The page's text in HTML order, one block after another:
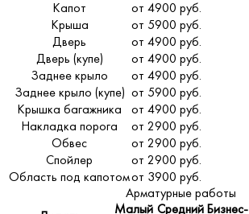
Капот
от 4900 руб.
Крыша
от 5900 руб.
Дверь
от 4900 руб.
Дверь (купе)
от 4900 руб.
Заднее крыло
от 4900 руб.
Заднее крыло (купе) от 5900 руб.
Крышка багажника
от 4900 руб.
Накладка порога
от 2900 руб.
Обвес
от 2900 руб.
Спойлер
от 2900 руб.
Область под капотомот 3900 руб.
Арматурные работы
Малый Средний Бизнес-